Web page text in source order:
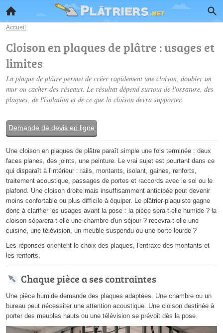
Accueil
Cloison en plaques de plâtre : usages et
limites
La plaque de plâtre permet de créer rapidement une cloison, doubler un
mur ou cacher des réseaux. Le résultat dépend surtout de l'ossature, des
plaques, de l'isolation et de ce que la cloison devra supporter.
Demande de devis en ligne
Une cloison en plaques de plâtre paraît simple une fois terminée : deux
faces planes, des joints, une peinture. Le vrai sujet est pourtant dans ce
qui disparaît à l'intérieur : rails, montants, isolant, gaines, renforts,
traitement acoustique, passages de portes et raccords avec le sol ou le
plafond. Une cloison droite mais insuffisamment anticipée peut devenir
moins confortable ou plus difficile à équiper. Le plâtrier-plaquiste gagne
donc à clarifier les usages avant la pose : la pièce sera-t-elle humide ? la
cloison séparera-t-elle une chambre d'un séjour ? recevra-t-elle une
cuisine, une télévision, un meuble suspendu ou une porte lourde ?
Les réponses orientent le choix des plaques, l'entraxe des montants et
les renforts.
Chaque pièce a ses contraintes
Une pièce humide demande des plaques adaptées. Une chambre ou un
bureau peut nécessiter une attention acoustique. Une cloison destinée à
porter des meubles hauts ou une télévision se prévoit dès la pose.